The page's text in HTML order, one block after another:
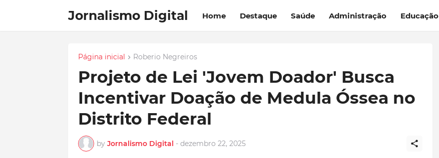
Jornalismo Digital Home Destaque Saúde Administração Educação
Página inicial Roberio Negreiros
Projeto de Lei 'Jovem Doador' Busca
Incentivar Doação de Medula Óssea no
Distrito Federal
by Jornalismo Digital - dezembro 22, 2025